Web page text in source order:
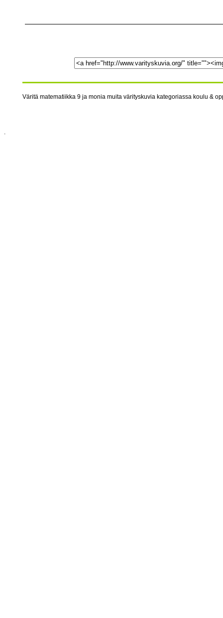
Väritä matematiikka 9 ja monia muita värityskuvia kategoriassa koulu &
.